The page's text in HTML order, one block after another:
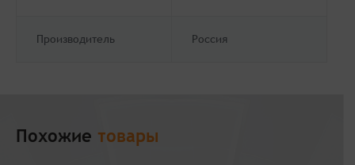
Производитель Россия
Похожие товары